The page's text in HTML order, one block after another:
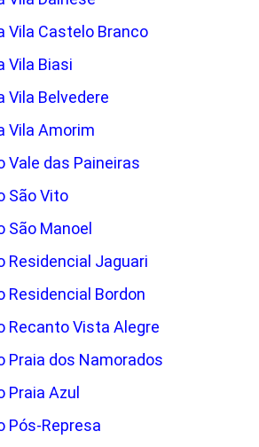
Vila Castelo Branco
Vila Biasi
Vila Belvedere
Vila Amorim
Vale das Paineiras
São Vito
São Manoel
Residencial Jaguari
Residencial Bordon
Recanto Vista Alegre
Praia dos Namorados
Praia Azul
Pós-Represa